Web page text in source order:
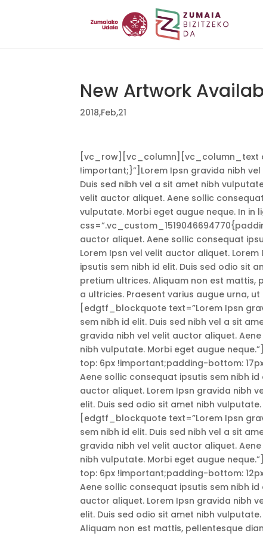
New Artwork
2018,Feb,21
[vc_row][vc_column][vc_column_text
!important;}”]Lorem Ipsn gravida nibh
Duis sed nibh vel a sit amet nibh
velit auctor aliquet. Aene sollic
vulputate. Morbi eget augue neque. In
auctor aliquet. Aene sollic consequat
Lorem Ipsn vel velit auctor aliquet.
ipsutis sem nibh id elit. Duis sed odio sit
pretium ultrices. Aliquam non est mattis,
a ultricies. Praesent varius augue urna,
[edgtf_blockquote text=”Lorem Ipsn
sem nibh id elit. Duis sed nibh vel a sit
gravida nibh vel velit auctor aliquet.
nibh vulputate. Morbi eget augue
top: 6px !important;padding-bottom:
Aene sollic consequat ipsutis sem nibh
auctor aliquet. Lorem Ipsn gravida nibh
elit. Duis sed odio sit amet nibh
[edgtf_blockquote text=”Lorem Ipsn
sem nibh id elit. Duis sed nibh vel a sit
gravida nibh vel velit auctor aliquet.
nibh vulputate. Morbi eget augue
top: 6px !important;padding-bottom:
Aene sollic consequat ipsutis sem nibh
auctor aliquet. Lorem Ipsn gravida nibh
elit. Duis sed odio sit amet nibh
Aliquam non est mattis, pellentesque